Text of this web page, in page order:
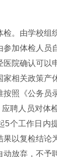
。由学校组
加体检人员
医院确认可以
相关政策产
照《公务员
聘人员对体
5个工作日内
以复检结论
放弃，不予